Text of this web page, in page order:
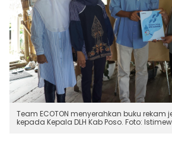
Team ECOTON menyerahkan buku rekam
kepada Kepala DLH Kab Poso. Foto: